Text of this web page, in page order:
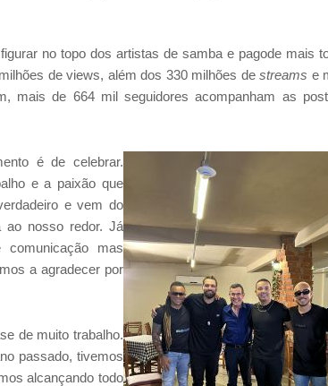
no topo dos artistas de samba e pagode mais
de views, além dos 330 milhões de streams e
mais de 664 mil seguidores acompanham as
é de celebrar.
e a paixão que
e vem do
ao nosso redor. Já
comunicação mas
a agradecer por
de muito trabalho.
passado, tivemos
alcançando todo